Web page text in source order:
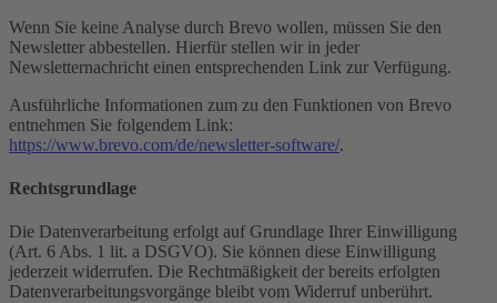
Wenn Sie keine Analyse durch Brevo wollen, müssen Sie den
Newsletter abbestellen. Hierfür stellen wir in jeder
Newsletternachricht einen entsprechenden Link zur Verfügung.
Ausführliche Informationen zum zu den Funktionen von Brevo
entnehmen Sie folgendem Link:
https://www.brevo.com/de/newsletter-software/.
Rechtsgrundlage
Die Datenverarbeitung erfolgt auf Grundlage Ihrer Einwilligung
(Art. 6 Abs. 1 lit. a DSGVO). Sie können diese Einwilligung
jederzeit widerrufen. Die Rechtmäßigkeit der bereits erfolgten
Datenverarbeitungsvorgänge bleibt vom Widerruf unberührt.